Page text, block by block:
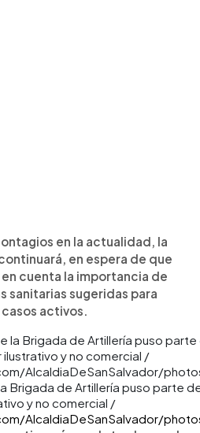
en la actualidad, la
en espera de que
cuenta la importancia de
sanitarias sugeridas para
activos.
Brigada de Artillería puso parte
y no comercial /
AlcaldiaDeSanSalvador/